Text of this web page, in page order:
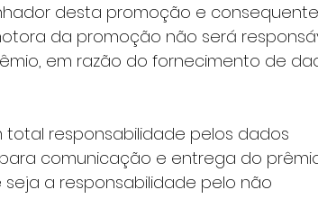
desta promoção e consequente
da promoção não será
em razão do fornecimento de
comunicação e entrega do
a responsabilidade pelo não